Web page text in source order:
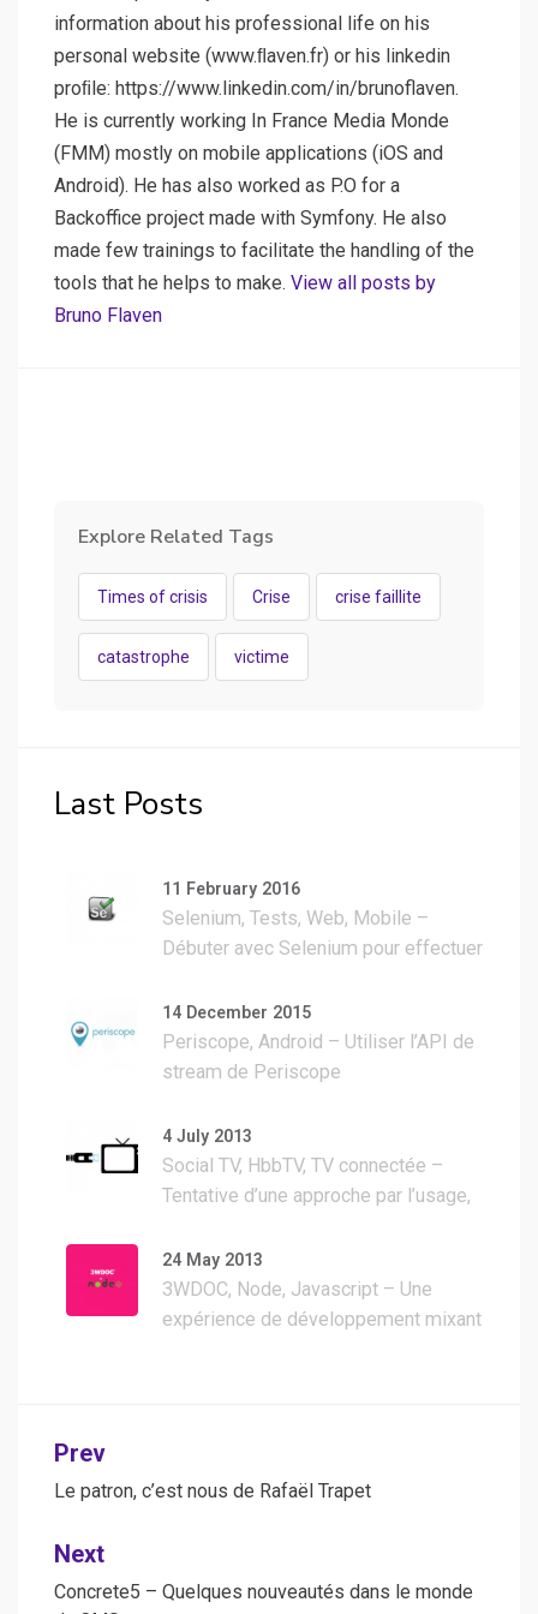
information about his professional life on his
personal website (www.ﬂaven.fr) or his linkedin
proﬁle: https://www.linkedin.com/in/brunoflaven.
He is currently working In France Media Monde
(FMM) mostly on mobile applications (iOS and
Android). He has also worked as P.O for a
Backoffice project made with Symfony. He also
made few trainings to facilitate the handling of the
tools that he helps to make. View all posts by
Bruno Flaven
Explore Related Tags
Times of crisis Crise crise faillite
catastrophe victime
Last Posts
11 February 2016
Selenium, Tests, Web, Mobile –
Débuter avec Selenium pour effectuer
14 December 2015
Periscope, Android – Utiliser l’API de
stream de Periscope
4 July 2013
Social TV, HbbTV, TV connectée –
Tentative d’une approche par l’usage,
24 May 2013
3WDOC, Node, Javascript – Une
expérience de développement mixant
Post
navigation
Prev
Le patron, c’est nous de Rafaël Trapet
Next
Concrete5 – Quelques nouveautés dans le monde